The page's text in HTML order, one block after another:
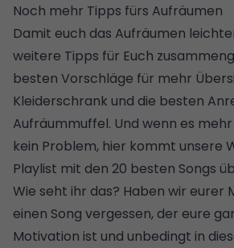
Noch mehr Tipps fürs Aufräumen
Damit euch das Aufräumen
weitere Tipps für Euch
besten Vorschläge für mehr
Kleiderschrank und die besten
Aufräummuffel. Und wenn es
kein Problem, hier kommt unsere
Playlist mit den 20 besten Songs
Wie seht ihr das? Haben wir eurer
einen Song vergessen, der eure
Motivation ist und unbedingt in